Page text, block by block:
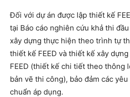
Đối với dự án được lập thiết kế
tại Báo cáo nghiên cứu khả thi
xây dựng thực hiện theo trình tự
thiết kế FEED và thiết kế xây
FEED (thiết kế chi tiết theo thông
bản vẽ thi công), bảo đảm các
chuẩn áp dụng.